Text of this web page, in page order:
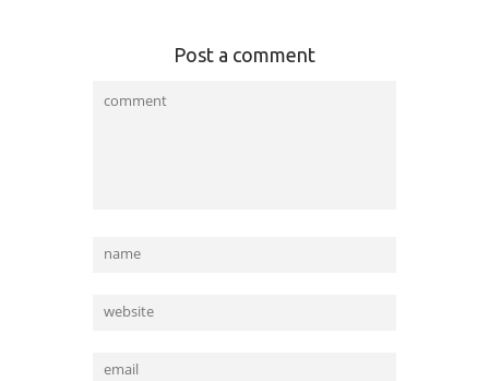
Post a comment